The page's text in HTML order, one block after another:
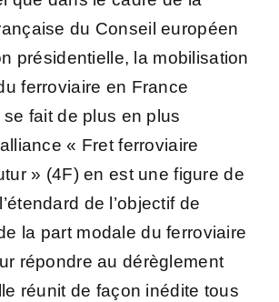
du Conseil européen
présidentielle, la mobilisation
ferroviaire en France
se fait de plus en plus
« Fret ferroviaire
» (4F) en est une figure de
de l’objectif de
la part modale du ferroviaire
répondre au dérèglement
réunit de façon inédite tous